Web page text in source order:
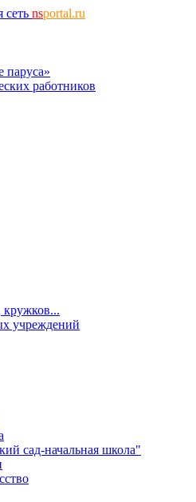
сеть nsportal.ru
паруса»
работников
кружков...
учреждений
сад-начальная школа"